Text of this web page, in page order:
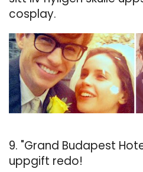
cosplay.
9. "Grand Budapest
uppgift redo!